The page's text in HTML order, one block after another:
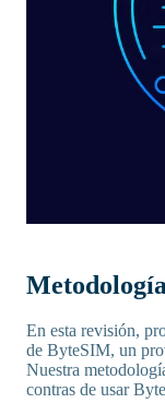
En esta revisión,
de ByteSIM, un
Nuestra
contras de usar